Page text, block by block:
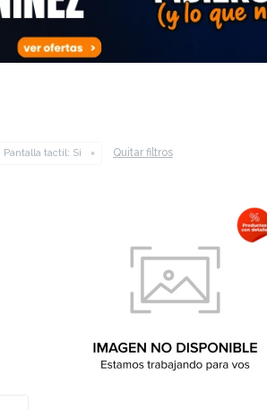
Pantalla tactil: Si Quitar filtros